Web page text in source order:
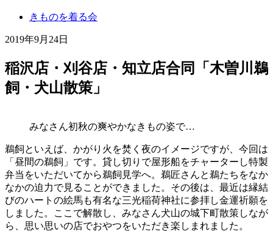
きものを着る会
2019年9月24日
稲沢店・刈谷店・知立店合同 「 木曽川鵜
飼・犬山散策」
みなさん初秋の爽やかなきもの姿で…
鵜飼といえば、かがり火を焚く夜のイメージですが、今回は
「昼間の鵜飼」です。貸し切りで屋形船をチャーターし特製
弁当をいただいてから鵜飼見学へ。鵜匠さんと鵜たちをなか
なかの迫力で見ることができました。その後は、最近は縁結
びのハートの絵馬も有名な三光稲荷神社に参拝し金運祈願を
しました。ここで解散し、みなさん犬山の城下町散策しなが
ら、思い思いの店でおやつをいただき楽しまれました。